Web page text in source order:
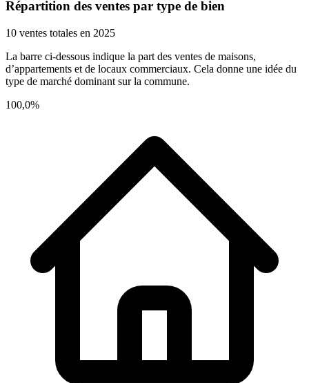
Répartition des ventes par type de bien
10 ventes totales en 2025
La barre ci-dessous indique la part des ventes de maisons,
d’appartements et de locaux commerciaux. Cela donne une idée du
type de marché dominant sur la commune.
100,0%